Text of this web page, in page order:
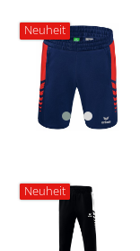
Neuheit
Neuheit